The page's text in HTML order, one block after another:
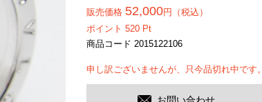
販売価格 52,000円（税込）
ポイント 520 Pt
商品コード 2015122106
申し訳ございませんが、只今品切れ中です。